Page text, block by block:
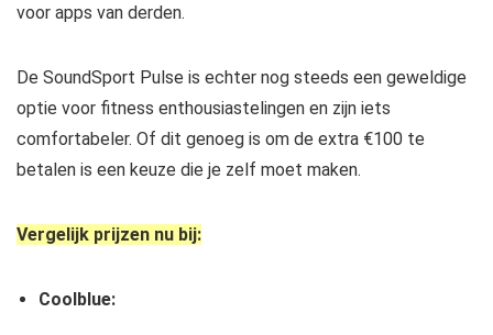
voor apps van derden.
De SoundSport Pulse is echter nog steeds een geweldige
optie voor fitness enthousiastelingen en zijn iets
comfortabeler. Of dit genoeg is om de extra €100 te
betalen is een keuze die je zelf moet maken.
Vergelijk prijzen nu bij:
Coolblue: